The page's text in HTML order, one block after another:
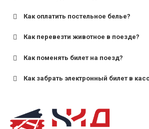
для поездов дальнего следования
для пригородных поездов — от 7
Как оплатить постельное белье?
Как перевезти животное в поезде?
Как поменять билет на поезд?
Как забрать электронный билет в
назвав кассиру 14-значный номер